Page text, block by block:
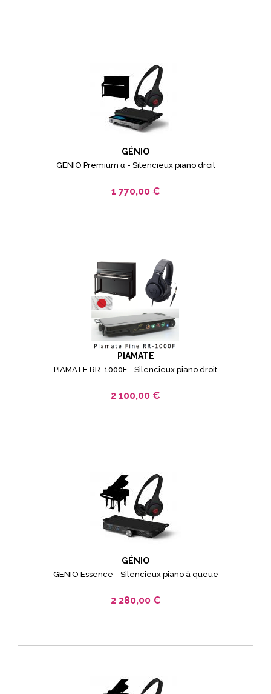
GÉNIO
GENIO Premium α - Silencieux piano droit
1 770,00 €
PIAMATE
PIAMATE RR-1000F - Silencieux piano droit
2 100,00 €
GÉNIO
GENIO Essence - Silencieux piano à queue
2 280,00 €